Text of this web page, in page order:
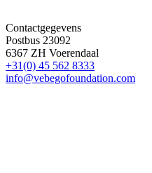
Contactgegevens
Postbus 23092
6367 ZH Voerendaal
+31(0) 45 562 8333
info@vebegofoundation.com